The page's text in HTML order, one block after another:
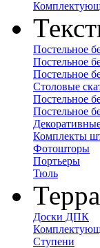
Постельное
Постельное
Постельное
Столовые
Постельное
Постельное
Комплекты
Фотошторы
Портьеры
Тюль
Доски ДПК
Ступени